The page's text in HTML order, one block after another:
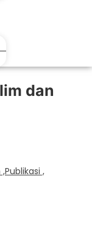
dan
,Publikasi ,